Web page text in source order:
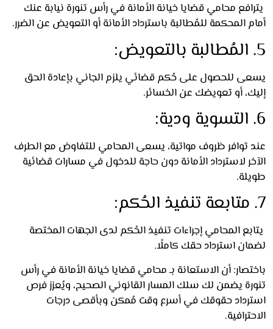
محامي قضايا خيانة الأمانة في رأس تنورة نيابة عنك
المحكمة للمُطالبة باسترداد الأمانة أو التعويض عن الضرر.
للحصول على حُكم قضائي يلزم الجاني بإعادة الحق
أو تعويضك عن الخسائر.
توافر ظروف مواتية، يسعى المحامي للتفاوض مع الطرف
لاسترداد الأمانة دون حاجة للدخول في مسارات قضائية
المحامي إجراءات تنفيذ الحُكم لدى الجهات المختصة
استرداد حقك كاملًا.
أن الاستعانة بـ محامي قضايا خيانة الأمانة في رأس
يضمن لك سلك المسار القانوني الصحيح، ويُعزز فرص
حقوقك في أسرع وقت مُمكن وبأقصى درجات